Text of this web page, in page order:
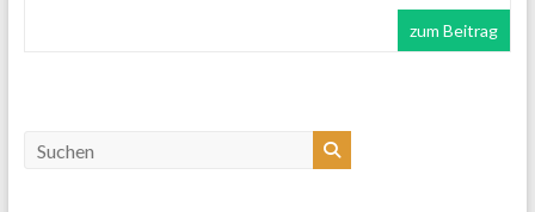
zum Beitrag